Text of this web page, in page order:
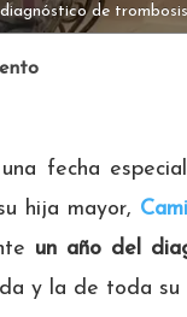
de
fecha
hija mayor,
un año del
y la de toda su